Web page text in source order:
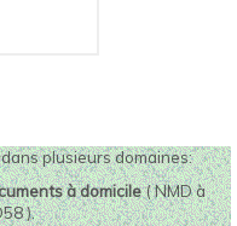
plusieurs domaines:
à domicile( NMD à
).